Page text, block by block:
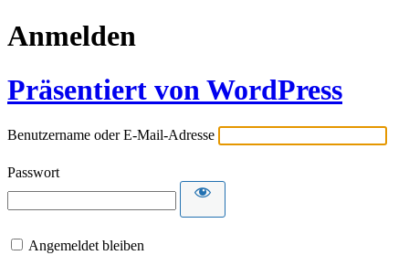
Anmelden
Präsentiert von WordPress
Benutzername oder E-Mail-Adresse
Passwort
Angemeldet bleiben